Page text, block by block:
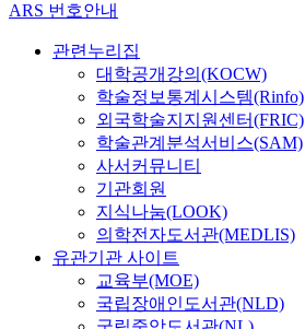
ARS 번호안내
관련누리집
대학공개강의(KOCW)
학술정보통계시스템(Rinfo)
외국학술지지원센터(FRIC)
학술관계분석서비스(SAM)
사서커뮤니티
기관회원
지식나눔(LOOK)
의학전자도서관(MEDLIS)
유관기관 사이트
교육부(MOE)
국립장애인도서관(NLD)